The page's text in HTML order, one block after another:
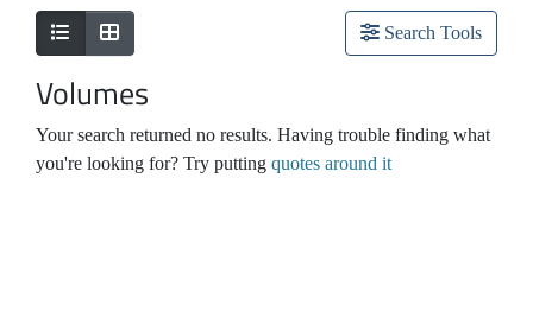
Search Tools
Volumes
Your search returned no results. Having trouble finding what
you're looking for? Try putting quotes around it